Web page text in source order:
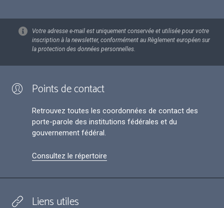
Votre adresse e-mail est uniquement conservée et utilisée pour votre
inscription à la newsletter, conformément au Règlement européen sur
la protection des données personnelles.
Points de contact
Retrouvez toutes les coordonnées de contact des
porte-parole des institutions fédérales et du
gouvernement fédéral.
Consultez le répertoire
Liens utiles